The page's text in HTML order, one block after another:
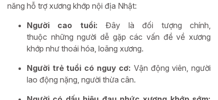
năng hỗ trợ xương khớp nội địa Nhật:
Người cao tuổi: Đây là đối tượng chính,
thuộc những người dễ gặp các vấn đề về xương
khớp như thoái hóa, loãng xương.
Người trẻ tuổi có nguy cơ: Vận động viên, người
lao động nặng, người thừa cân.